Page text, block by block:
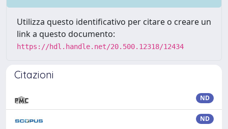
Utilizza questo identificativo per citare o creare un
link a questo documento:
https://hdl.handle.net/20.500.12318/12434
Citazioni
ND
ND